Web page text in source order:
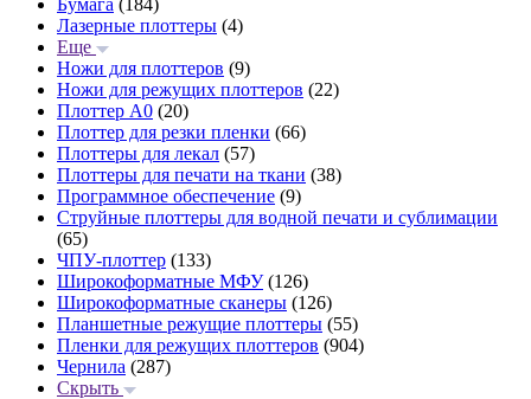
Бумага (184)
Лазерные плоттеры (4)
Еще
Ножи для плоттеров (9)
Ножи для режущих плоттеров (22)
Плоттер А0 (20)
Плоттер для резки пленки (66)
Плоттеры для лекал (57)
Плоттеры для печати на ткани (38)
Программное обеспечение (9)
Струйные плоттеры для водной печати и сублимации
(65)
ЧПУ-плоттер (133)
Широкоформатные МФУ(126)
Широкоформатные сканеры (126)
Планшетные режущие плоттеры (55)
Пленки для режущих плоттеров (904)
Чернила (287)
Скрыть